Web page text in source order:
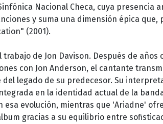
Nacional Checa, cuya presencia
y suma una dimensión épica que,
(2001).
de Jon Davison. Después de años
con Jon Anderson, el cantante
legado de su predecesor. Su
en la identidad actual de la
evolución, mientras que 'Ariadne'
gracias a su equilibrio entre